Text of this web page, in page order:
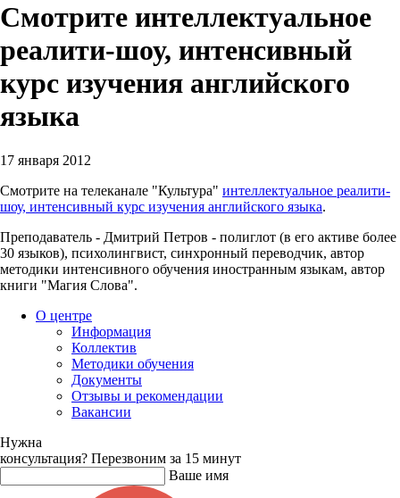
Смотрите интеллектуальное
реалити-шоу, интенсивный
курс изучения английского
языка
17 января 2012
Смотрите на телеканале "Культура" интеллектуальное реалити-
шоу, интенсивный курс изучения английского языка.
Преподаватель - Дмитрий Петров - полиглот (в его активе более
30 языков), психолингвист, синхронный переводчик, автор
методики интенсивного обучения иностранным языкам, автор
книги "Магия Слова".
О центре
Информация
Коллектив
Методики обучения
Документы
Отзывы и рекомендации
Вакансии
Нужна
консультация? Перезвоним за 15 минут
Ваше имя